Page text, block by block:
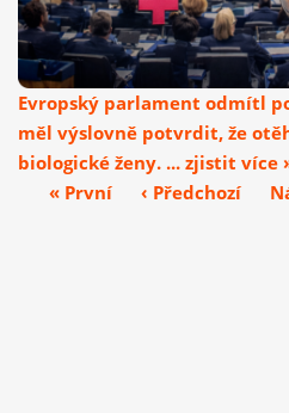
Evropský parlament odmítl
měl výslovně potvrdit, že
biologické ženy. ... zjistit více
« První
‹ Předchozí